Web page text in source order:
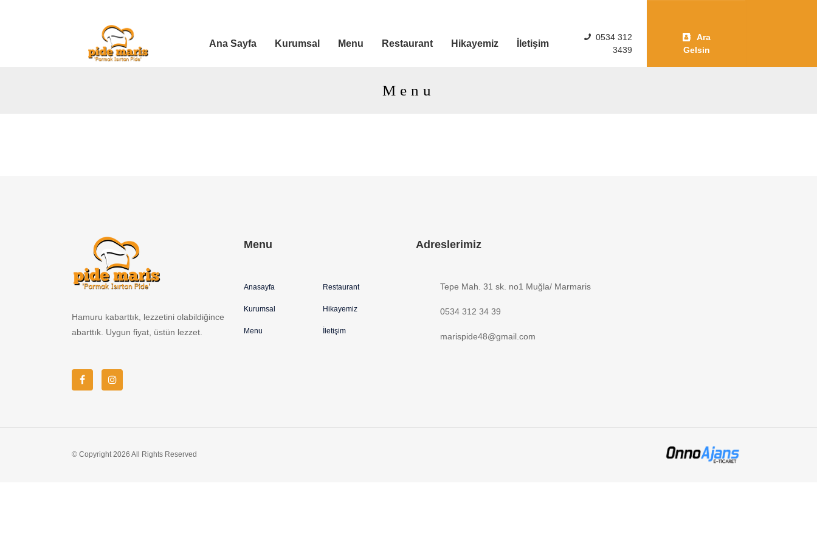
Ana Sayfa Kurumsal Menu Restaurant Hikayemiz İletişim
0534 312
3439
Ara
Gelsin
Menu
Hamuru kabarttık, lezzetini olabildiğince
abarttık. Uygun fiyat, üstün lezzet.
Menu
Anasayfa
Kurumsal
Menu
Restaurant
Hikayemiz
İletişim
Adreslerimiz
Tepe Mah. 31 sk. no1 Muğla/ Marmaris
0534 312 34 39
marispide48@gmail.com
© Copyright2026 All Rights Reserved